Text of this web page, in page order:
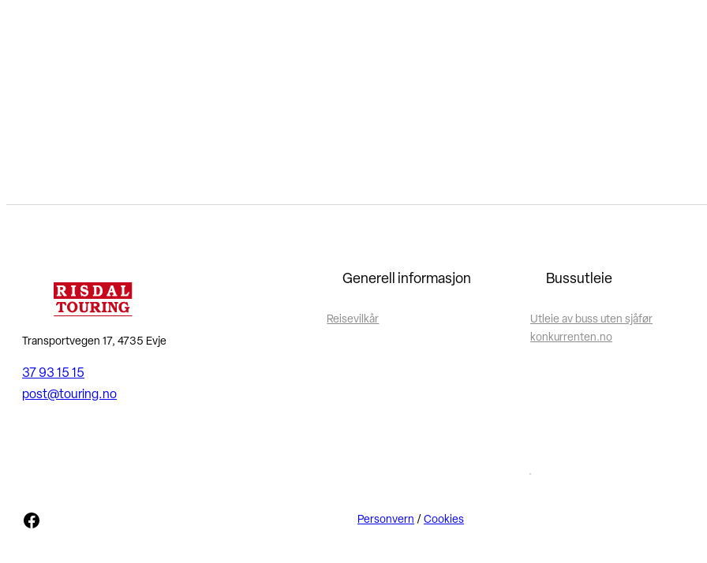
Transportvegen 17, 4735 Evje
37 93 15 15
post@touring.no
Generell informasjon
Reisevilkår
Bussutleie
Utleie av buss uten sjåfør
konkurrenten.no
Facebook Personvern /Cookies